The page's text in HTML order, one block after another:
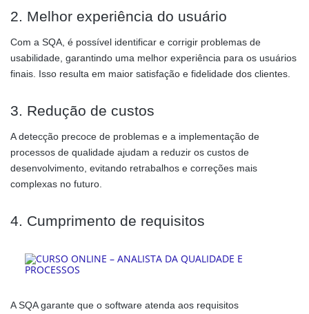
2. Melhor experiência do usuário
Com a SQA, é possível identificar e corrigir problemas de
usabilidade, garantindo uma melhor experiência para os usuários
finais. Isso resulta em maior satisfação e fidelidade dos clientes.
3. Redução de custos
A detecção precoce de problemas e a implementação de
processos de qualidade ajudam a reduzir os custos de
desenvolvimento, evitando retrabalhos e correções mais
complexas no futuro.
4. Cumprimento de requisitos
A SQA garante que o software atenda aos requisitos